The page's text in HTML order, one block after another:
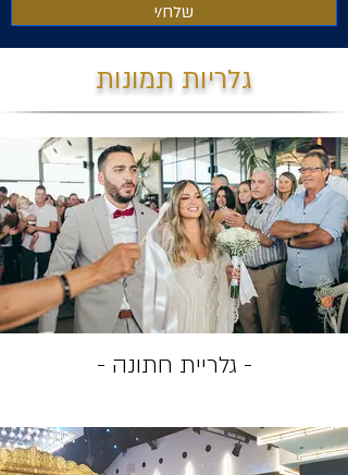
שלח/י
גלריות תמונות
- גלריית חתונה -